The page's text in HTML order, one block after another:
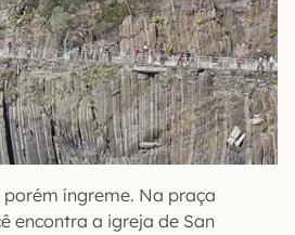
íngreme. Na praça
encontra a igreja de San